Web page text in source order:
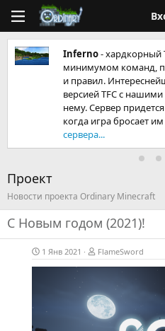
Inferno- хардкорный
минимумом команд,
и правил.
версией TFC с
нему. Сервер
когда игра бросает
сервера...
Проект
Новости проекта Ordinary Minecraft
С Новым годом (2021)!
1 Янв 2021 FlameSword